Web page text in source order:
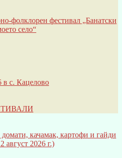
фолклорен фестивал „Банатски
село“
в с. Кацелово